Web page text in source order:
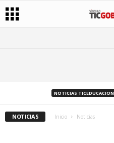
NOTICIAS TICEDUCACION
NOTICIAS Inicio Noticias